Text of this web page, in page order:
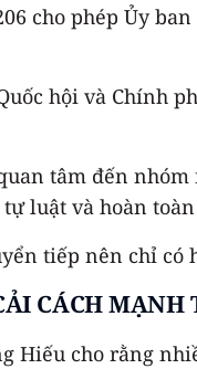
cho phép Ủy
hội và Chính
tâm đến
luật và hoàn
tiếp nên chỉ
CÁCH MẠNH
Hiếu cho rằng